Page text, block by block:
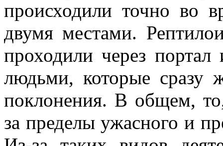
происходили точно во
двумя местами.
проходили через портал
людьми, которые сразу
поклонения. В общем,
за пределы ужасного и